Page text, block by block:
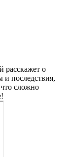
расскажет о
последствия,
сложно